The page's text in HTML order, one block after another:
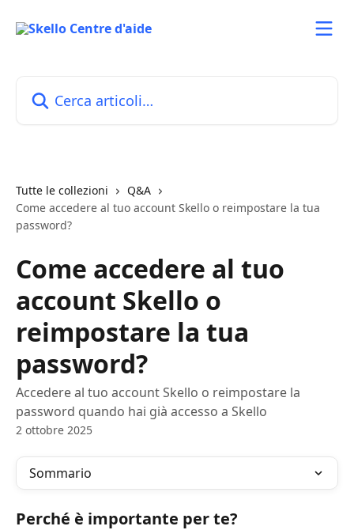
Tutte le collezioni
Q&A
Come accedere al tuo account Skello o reimpostare la tua
password?
Come accedere al tuo
account Skello o
reimpostare la tua
password?
Accedere al tuo account Skello o reimpostare la
password quando hai già accesso a Skello
2 ottobre 2025
Sommario
Perché è importante per te?